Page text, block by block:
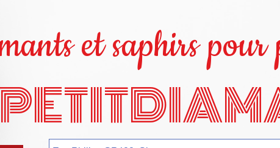
et saphirs pour